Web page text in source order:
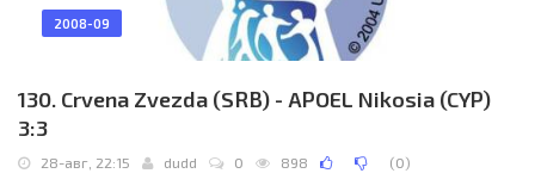
2008-09
130. Crvena Zvezda (SRB) - APOEL Nikosia (CYP)
3:3
28-авг, 22:15 dudd 0 898 (0)